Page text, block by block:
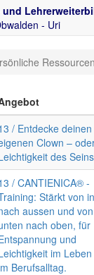
- Uri
Ressourcen
/ Entdecke deinen
Clown –
des Seins
/ CANTIENICA® -
Stärkt von
aussen und von
nach oben, für
und
im
Berufsalltag.